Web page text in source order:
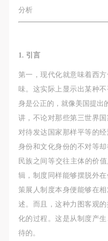
分析
1. 引言
第一，现代化就意味着西
味。这实际上显示出某种
身是公正的，就像美国提出
讲，不论对那些第三世界
对待发达国家那样平等的
身份和文化身份的不对等
民族之间等交往主体的价
辑，制度同样能够摆脱外
策展人制度本身便能够在
述。而且，这种力图客观
化的过程。这是从制度产
待的。
动导师、教师指导下进
具、材料、设备或设施
当承当相应的全部责任
失。活动中任何非事故
事故的任何责任。
中央美术学院美术馆肖
根据《中华人民共和国
民法通则》以及 最高人
人民共和国民法通则》
有关规定，为明确肖像
方）的权利义务关系，
带有甲方肖像的作品的
一、 一般约定
（1）、甲方为本协议中
动导师、教师指导下进
具、材料、设备或设施
当承当相应的全部责任
失。活动中任何非事故
事故的任何责任。
中央美术学院美术馆肖
根据《中华人民共和国
民法通则》以及 最高人
人民共和国民法通则》
有关规定，为明确肖像
方）的权利义务关系，
带有甲方肖像的作品的
一、 一般约定
（1）、甲方为本协议中
动导师、教师指导下进
具、材料、设备或设施
当承当相应的全部责任
失。活动中任何非事故
事故的任何责任。
中央美术学院美术馆肖
根据《中华人民共和国
民法通则》以及 最高人
人民共和国民法通则》
有关规定，为明确肖像
方）的权利义务关系，
带有甲方肖像的作品的
一、 一般约定
（1）、甲方为本协议中